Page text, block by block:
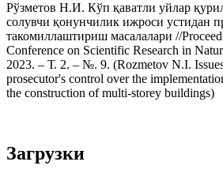
Рўзметов Н.И. Кўп қаватли уйлар
солувчи қонунчилик ижроси устидан
такомиллаштириш масалалари //
Conference on Scientific Research in
2023. – Т. 2. – №. 9. (Rozmetov N.I.
prosecutor's control over the
the construction of multi-storey buildings)
Загрузки